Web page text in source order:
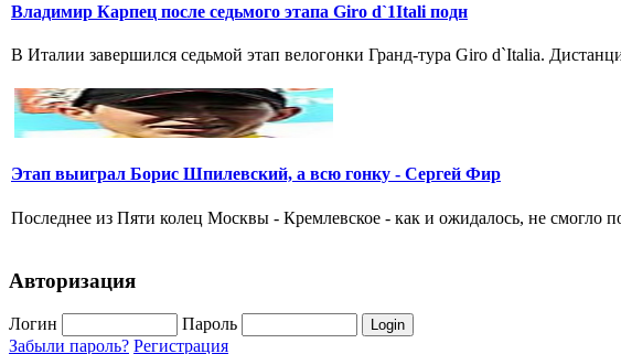
Владимир Карпец после седьмого этапа Giro d`1Itali подн
В Италии завершился седьмой этап велогонки Гранд-тура Giro d`Italia.
Этап выиграл Борис Шпилевский, а всю гонку - Сергей Фир
Последнее из Пяти колец Москвы - Кремлевское - как и ожидалось, не смогло
Авторизация
Логин
Пароль
Забыли пароль? Регистрация